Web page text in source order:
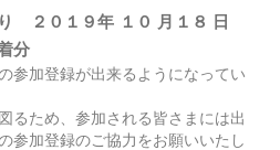
年 １０ 月１８ 日
分
参加登録が出来るようになってい
るため、参加される皆さまには出
参加登録のご協力をお願いいたし